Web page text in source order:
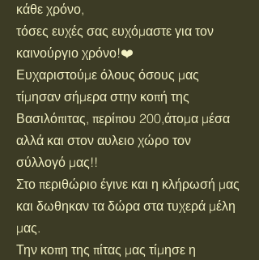
κάθε χρόνο,
τόσες ευχές σας ευχόμαστε για τον
καινούργιο χρόνο!❤️
Ευχαριστούμε όλους όσους μας
τίμησαν σήμερα στην κοπή της
Βασιλόπιτας, περίπου 200,άτομα μέσα
αλλά και στον αυλειο χώρο τον
σύλλογό μας!!
Στο περιθώριο έγινε και η κλήρωσή μας
και δωθηκαν τα δώρα στα τυχερά μέλη
μας.
Την κοπη της πίτας μας τίμησε η